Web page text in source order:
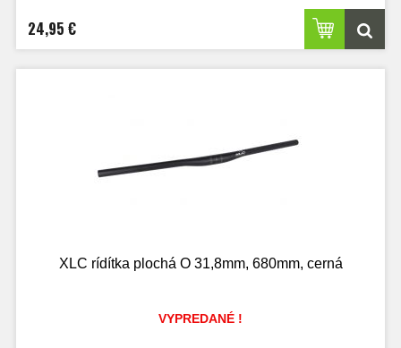
24,95 €
XLC rídítka plochá O 31,8mm, 680mm, cerná
VYPREDANÉ !